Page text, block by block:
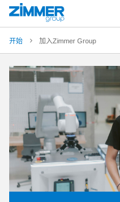
开始 加入Zimmer Group